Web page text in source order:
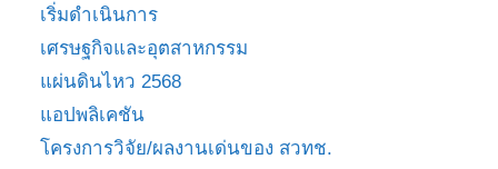
เริ่มดำเนินการ
เศรษฐกิจและอุตสาหกรรม
แผ่นดินไหว 2568
แอปพลิเคชัน
โครงการวิจัย/ผลงานเด่นของ สวทช.